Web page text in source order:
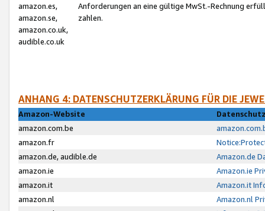
amazon.es,
amazon.se,
amazon.co.uk,
audible.co.uk
Anforderungen an eine gültige MwSt.-Rechnung
zahlen.
ANHANG 4: DATENSCHUTZERKLÄRUNG FÜR DIE
Amazon-Website
amazon.com.be
amazon.fr
amazon.de, audible.de
Amazon.de
amazon.ie
Amazon.ie
amazon.it
Amazon.it
amazon.nl
Amazon.nl